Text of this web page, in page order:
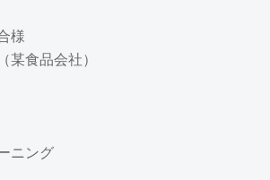
様
某食品会社）
ニング